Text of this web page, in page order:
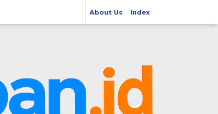
About Us Index